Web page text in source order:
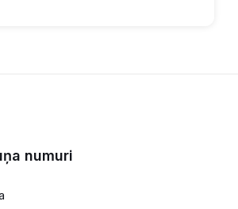
numuri